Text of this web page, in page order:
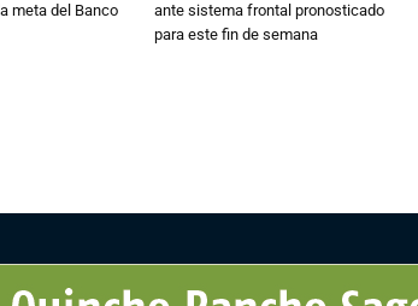
meta del Banco
ante sistema frontal pronosticado
para este fin de semana